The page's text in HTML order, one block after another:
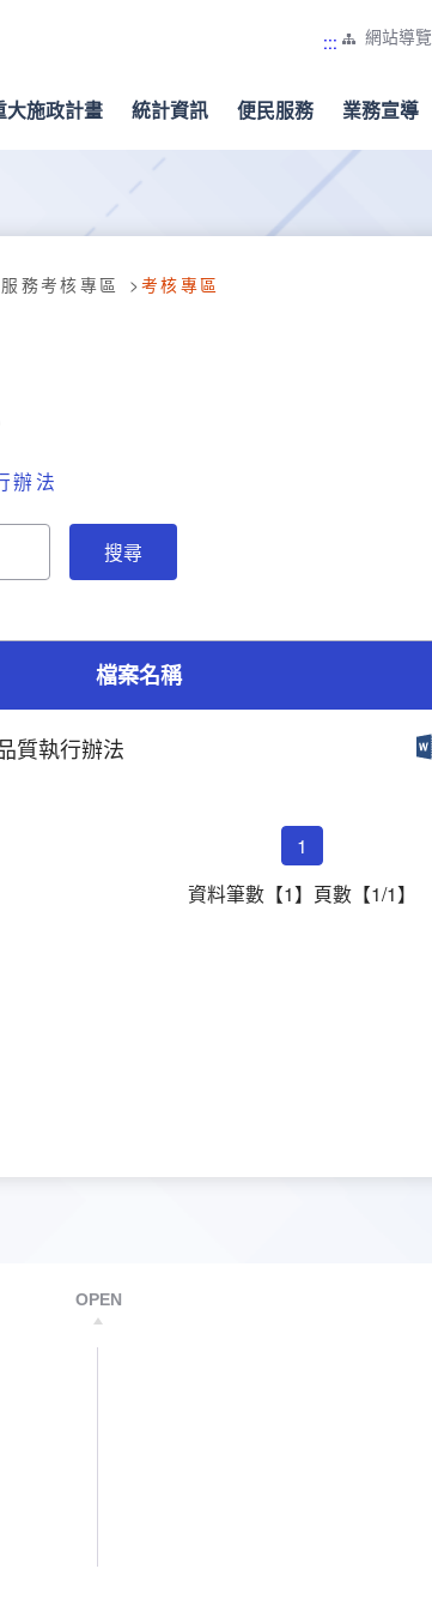
::: 網站導覽
大施政計畫 統計資訊 便民服務 業務宣導
務考核專區 考核專區
辦法
檔案名稱
質執行辦法
1
資料筆數【1】頁數【1/1】
OPEN